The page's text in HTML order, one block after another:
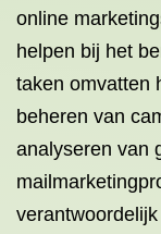
online
helpen bij het
taken omvatten
beheren van
analyseren van